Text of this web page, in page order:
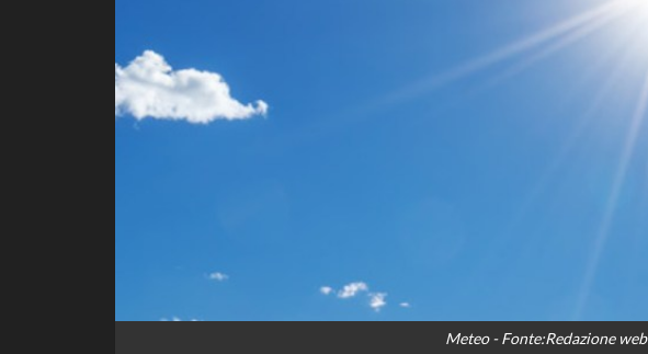
Meteo - Fonte:Redazione web